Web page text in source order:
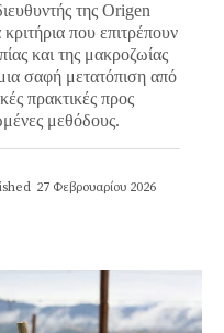
της Origen
που επιτρέπουν
και της μακροζωίας
σαφή μετατόπιση από
πρακτικές προς
μεθόδους.
27 Φεβρουαρίου 2026